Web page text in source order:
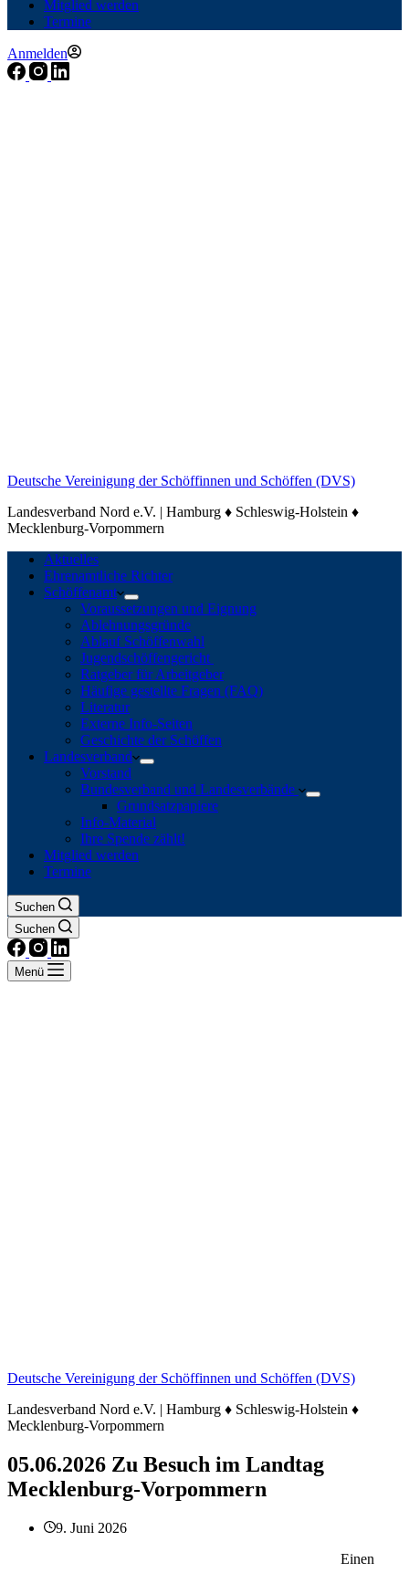
Mitglied werden
Termine
Anmelden
Deutsche Vereinigung der Schöffinnen und Schöffen (DVS)
Landesverband Nord e.V. | Hamburg ♦ Schleswig-Holstein ♦
Mecklenburg-Vorpommern
Aktuelles
Ehrenamtliche Richter
Schöffenamt
Voraussetzungen und Eignung
Ablehnungsgründe
Ablauf Schöffenwahl
Jugendschöffengericht
Ratgeber für Arbeitgeber
Häufige gestellte Fragen (FAQ)
Literatur
Externe Info-Seiten
Geschichte der Schöffen
Landesverband
Vorstand
Bundesverband und Landesverbände
Grundsatzpapiere
Info-Material
Ihre Spende zählt!
Mitglied werden
Termine
Suchen
Suchen
Menü
Deutsche Vereinigung der Schöffinnen und Schöffen (DVS)
Landesverband Nord e.V. | Hamburg ♦ Schleswig-Holstein ♦
Mecklenburg-Vorpommern
05.06.2026 Zu Besuch im Landtag
Mecklenburg-Vorpommern
9. Juni 2026
Einen